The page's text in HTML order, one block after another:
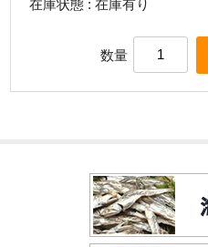
在庫状態 : 在庫有り
数量